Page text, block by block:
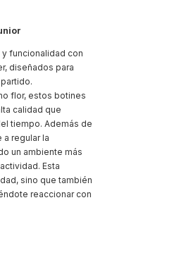
funcionalidad con
diseñados para
flor, estos botines
calidad que
tiempo. Además de
regular la
un ambiente más
Esta
sino que también
reaccionar con